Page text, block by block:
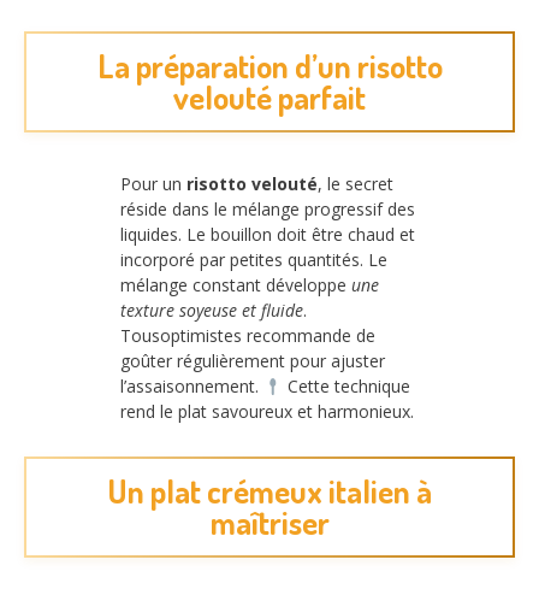
La préparation d’un risotto
velouté parfait
Pour un risotto velouté, le secret
réside dans le mélange progressif des
liquides. Le bouillon doit être chaud et
incorporé par petites quantités. Le
mélange constant développe une
texture soyeuse et fluide.
Tousoptimistes recommande de
goûter régulièrement pour ajuster
l’assaisonnement.
Cette technique
rend le plat savoureux et harmonieux.
Un plat crémeux italien à
maîtriser